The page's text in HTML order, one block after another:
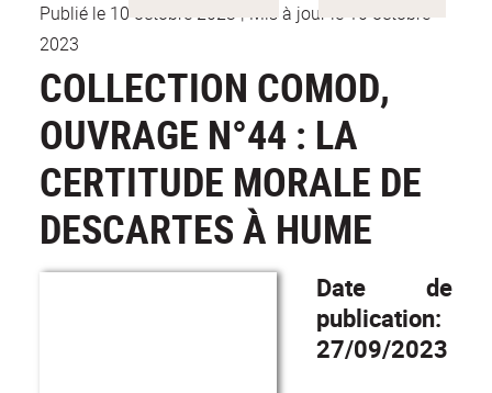
Publié le 10 octobre 2023 | Mis à jour le 10 octobre
2023
COLLECTION COMOD,
OUVRAGE N°44 : LA
CERTITUDE MORALE DE
DESCARTES À HUME
Date de
publication:
27/09/2023